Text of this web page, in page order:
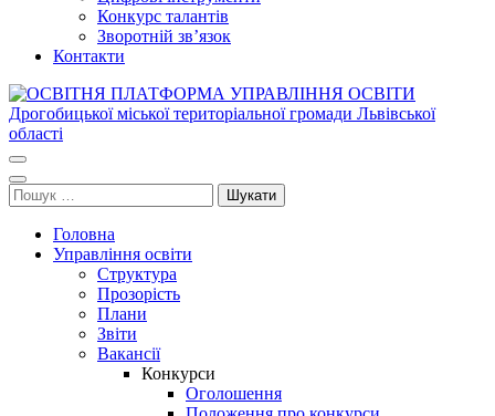
Конкурс талантів
Зворотній зв’язок
Контакти
Дрогобицької міської територіальної громади Львівської області
Пошук:
Головна
Управління освіти
Структура
Прозорість
Плани
Звіти
Вакансії
Конкурси
Оголошення